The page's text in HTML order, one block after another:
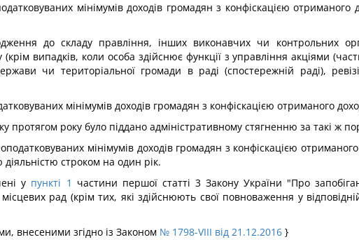
мінімумів доходів громадян з конфіскацією отриманого
до складу правління, інших виконавчих чи контрольних
випадків, коли особа здійснює функції з управління акціями
чи територіальної громади в раді (спостережній раді),
мінімумів доходів громадян з конфіскацією отриманого
року було піддано адміністративному стягненню за такі ж
мінімумів доходів громадян з конфіскацією
строком на один рік.
у пункті 1 частини першої статті 3 Закону України "Про
рад (крім тих, які здійснюють свої повноваження у
внесеними згідно із Законом № 1798-VIII від 21.12.2016 }